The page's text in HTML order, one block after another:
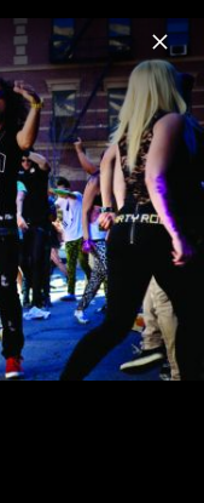
Menu
Fotos Biografie